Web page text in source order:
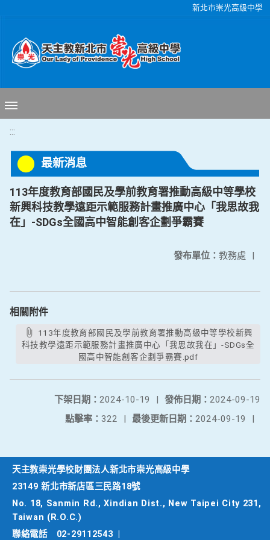
新北市崇光高級中學
:::
最新消息
113年度教育部國民及學前教育署推動高級中等學校
新興科技教學遠距示範服務計畫推廣中心「我思故我
在」-SDGs全國高中智能創客企劃爭霸賽
發布單位： 教務處 |
相關附件
科技教學遠距示範服務計畫推廣中心「我思故我在」-SDGs全
國高中智能創客企劃爭霸賽.pdf
發佈日期： 2024-09-19
下架日期： 2024-10-19
|
最後更新日期： 2024-09-19 |
點擊率： 322 |
天主教崇光學校財團法人新北市崇光高級中學
23149 新北市新店區三民路18號
No. 18, Sanmin Rd., Xindian Dist., New Taipei City 231,
Taiwan (R.O.C.)
聯絡電話
02-29112543